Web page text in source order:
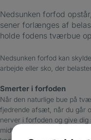
Nedsunken forfod
sener forlænges af
holde fodens tværbue
Nedsunken forfod kan
arbejde eller sko, der
Smerter i forfoden
Når den naturlige bue på
fjedrende afsæt, når du går
nerver i forfoden og give
midterste tæer. En